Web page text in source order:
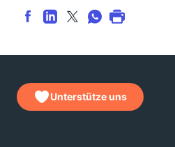
Unterstütze uns